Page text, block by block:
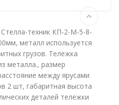
техник КП-2-М-5-8-
металл используется
грузов. Тележка
металла., размер
между ярусами
2 шт, габаритная высота
деталей тележки